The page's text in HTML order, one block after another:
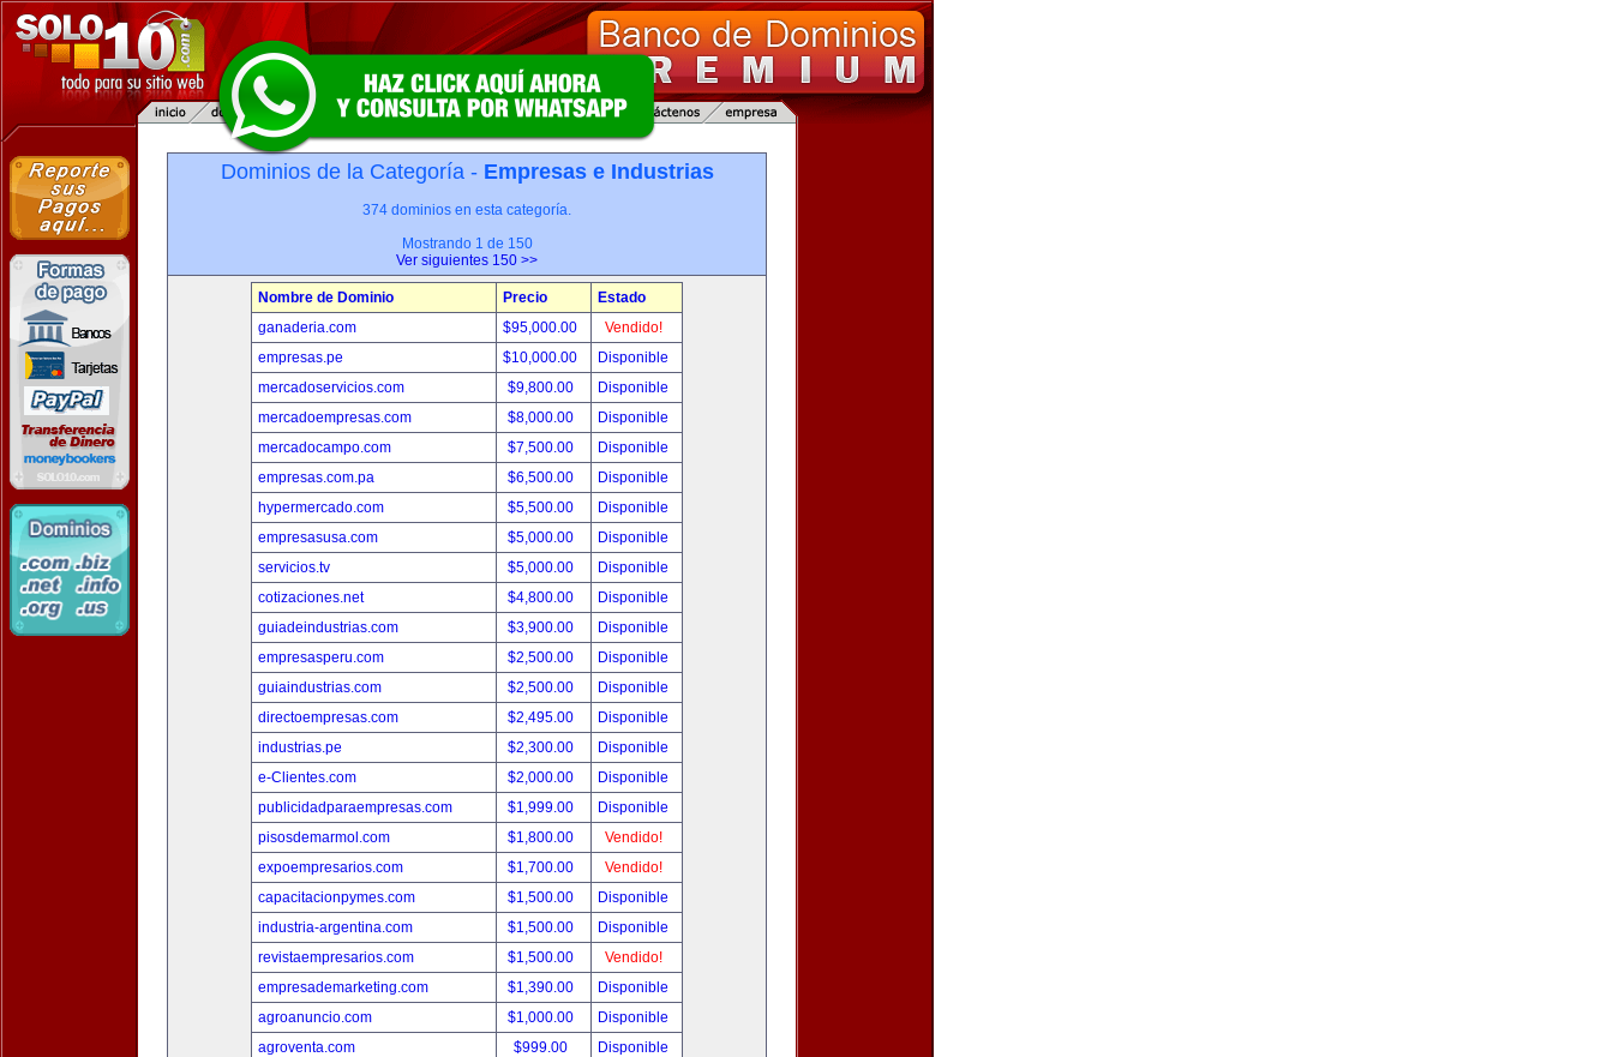
Dominios de la Categoría - Empresas e Industrias
374 dominios en esta categoría.
Mostrando 1 de 150
Ver siguientes 150 >>
Nombre de Dominio Precio
Estado
ganaderia.com
$95,000.00
Vendido!
empresas.pe
$10,000.00
Disponible
mercadoservicios.com
$9,800.00
Disponible
mercadoempresas.com
$8,000.00
Disponible
mercadocampo.com
$7,500.00
Disponible
empresas.com.pa
$6,500.00
Disponible
hypermercado.com
$5,500.00
Disponible
empresasusa.com
$5,000.00
Disponible
servicios.tv
$5,000.00
Disponible
cotizaciones.net
$4,800.00
Disponible
guiadeindustrias.com
$3,900.00
Disponible
empresasperu.com
$2,500.00
Disponible
guiaindustrias.com
$2,500.00
Disponible
directoempresas.com
$2,495.00
Disponible
industrias.pe
$2,300.00
Disponible
e-Clientes.com
$2,000.00
Disponible
publicidadparaempresas.com
$1,999.00
Disponible
pisosdemarmol.com
$1,800.00
Vendido!
expoempresarios.com
$1,700.00
Vendido!
capacitacionpymes.com
$1,500.00
Disponible
industria-argentina.com
$1,500.00
Disponible
revistaempresarios.com
$1,500.00
Vendido!
empresademarketing.com
$1,390.00
Disponible
agroanuncio.com
$1,000.00
Disponible
agroventa.com
$999.00
Disponible